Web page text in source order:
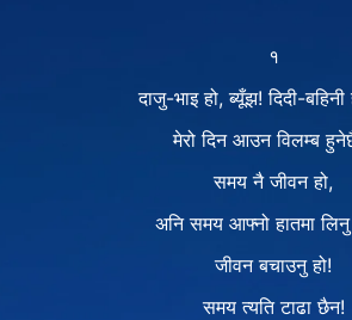
१
दाजु-भाइ हो, ब्यूँझ! दिदी-बहिनी
मेरो दिन आउन विलम्ब
समय नै जीवन हो,
अनि समय आफ्‍नो हातमा
जीवन बचाउनु हो!
समय त्यति टाढा छैन!